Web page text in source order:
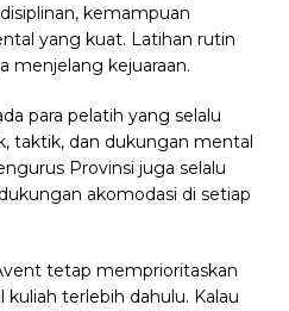
kemampuan
yang kuat. Latihan rutin
menjelang kejuaraan.
para pelatih yang selalu
taktik, dan dukungan mental
Provinsi juga selalu
akomodasi di setiap
tetap memprioritaskan
kuliah terlebih dahulu. Kalau